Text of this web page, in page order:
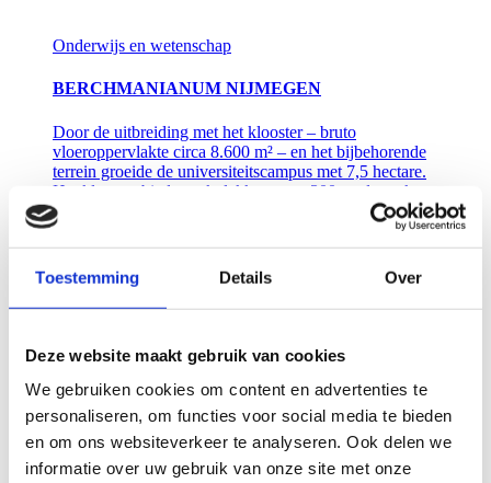
Toestemming Details Over
Deze website maakt gebruik van cookies
We gebruiken cookies om content en advertenties te
personaliseren, om functies voor social media te bieden
en om ons websiteverkeer te analyseren. Ook delen we
informatie over uw gebruik van onze site met onze
Onderwijs en wetenschap
BERCHMANIANUM NIJMEGEN
Door de uitbreiding met het klooster – bruto
vloeroppervlakte circa 8.600 m² – en het bijbehorende
terrein groeide de universiteitscampus met 7,5 hectare.
Het klooster biedt werkplekken voor 300 medewerkers.
Lees meer
Onderwijs en wetenschap
GROTIUSGEBOUW RADBOUD
Rechtsgeleerdheid heet Grotiusgebouw. Met onderwijs-
en studieruimtes, bibliotheek over 3 bouwlagen,
restaurant met buitenterras en grootste collegezaal op de
campus met 500 plaatsen.
Lees meer